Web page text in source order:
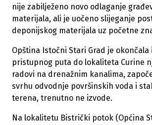
nije zabilježeno novo odlaganje
materijala, ali je uočeno slijeganje
deponijskog materijala uz početne
Opština Istočni Stari Grad je okončala
pristupnog puta do lokaliteta Curine
radovi na drenažnim kanalima,
svrhu odvodnje površinskih voda i
terena, trenutno ne izvode.
Na lokalitetu Bistrički potok (Općina